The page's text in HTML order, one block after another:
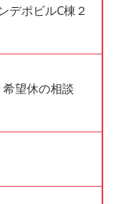
ポビルC棟２
望休の相談